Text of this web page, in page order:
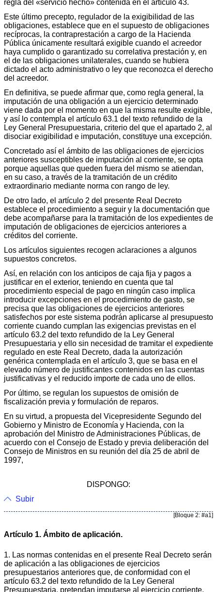
regla del «servicio hecho» contenida en el artículo 43.
Este último precepto, regulador de la exigibilidad de las
obligaciones, establece que en el supuesto de obligaciones
recíprocas, la contraprestación a cargo de la Hacienda
Pública únicamente resultará exigible cuando el acreedor
haya cumplido o garantizado su correlativa prestación y, en
el de las obligaciones unilaterales, cuando se hubiera
dictado el acto administrativo o ley que reconozca el derecho
del acreedor.
En definitiva, se puede afirmar que, como regla general, la
imputación de una obligación a un ejercicio determinado
viene dada por el momento en que la misma resulte exigible,
y así lo contempla el artículo 63.1 del texto refundido de la
Ley General Presupuestaria, criterio del que el apartado 2, al
disociar exigibilidad e imputación, constituye una excepción.
Concretado así el ámbito de las obligaciones de ejercicios
anteriores susceptibles de imputación al corriente, se opta
porque aquellas que queden fuera del mismo se atiendan,
en su caso, a través de la tramitación de un crédito
extraordinario mediante norma con rango de ley.
De otro lado, el artículo 2 del presente Real Decreto
establece el procedimiento a seguir y la documentación que
debe acompañarse para la tramitación de los expedientes de
imputación de obligaciones de ejercicios anteriores a
créditos del corriente.
Los artículos siguientes recogen aclaraciones a algunos
supuestos concretos.
Así, en relación con los anticipos de caja fija y pagos a
justificar en el exterior, teniendo en cuenta que tal
procedimiento especial de pago en ningún caso implica
introducir excepciones en el procedimiento de gasto, se
precisa que las obligaciones de ejercicios anteriores
satisfechos por este sistema podrán aplicarse al presupuesto
corriente cuando cumplan las exigencias previstas en el
artículo 63.2 del texto refundido de la Ley General
Presupuestaria y ello sin necesidad de tramitar el expediente
regulado en este Real Decreto, dada la autorización
genérica contemplada en el artículo 3, que se basa en el
elevado número de justificantes contenidos en las cuentas
justificativas y el reducido importe de cada uno de ellos.
Por último, se regulan los supuestos de omisión de
fiscalización previa y formulación de reparos.
En su virtud, a propuesta del Vicepresidente Segundo del
Gobierno y Ministro de Economía y Hacienda, con la
aprobación del Ministro de Administraciones Públicas, de
acuerdo con el Consejo de Estado y previa deliberación del
Consejo de Ministros en su reunión del día 25 de abril de
1997,
DISPONGO:
Subir
[Bloque 2: #a1]
Artículo 1. Ámbito de aplicación.
1. Las normas contenidas en el presente Real Decreto serán
de aplicación a las obligaciones de ejercicios
presupuestarios anteriores que, de conformidad con el
artículo 63.2 del texto refundido de la Ley General
Presupuestaria, pretendan imputarse al ejercicio corriente,